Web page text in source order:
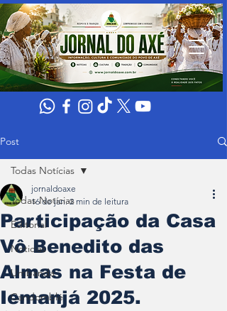
Post
Todas Notícias
Editorial
Noticias
Umbanda
Candomblé
Todas Notícias
Participação da Casa
Vô Benedito das
Almas na Festa de
Iemanjá 2025.
jornaldoaxe
16 de jan. 2 min de leitura